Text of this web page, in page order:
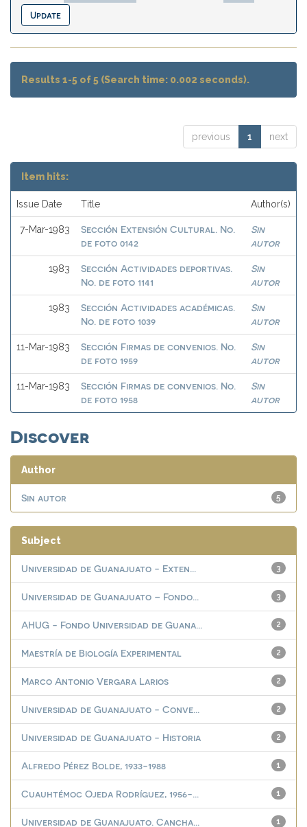
Results 1-5 of 5 (Search time: 0.002 seconds).
previous 1 next
Item hits:
Issue Date Title Author(s)
7-Mar-1983
Sección Extensión Cultural. No.
de foto 0142
Sin
autor
1983
Sección Actividades deportivas.
No. de foto 1141
Sin
autor
1983
Sección Actividades académicas.
No. de foto 1039
Sin
autor
11-Mar-1983
Sección Firmas de convenios. No.
de foto 1959
Sin
autor
11-Mar-1983
Sección Firmas de convenios. No.
de foto 1958
Sin
autor
Discover
Author
5
Sin autor
Subject
3
Universidad de Guanajuato - Exten...
3
Universidad de Guanajuato – Fondo...
2
AHUG - Fondo Universidad de Guana...
2
Maestría de Biología Experimental
2
Marco Antonio Vergara Larios
2
Universidad de Guanajuato - Conve...
2
Universidad de Guanajuato - Historia
1
Alfredo Pérez Bolde, 1933-1988
1
Cuauhtémoc Ojeda Rodríguez, 1956-...
1
Universidad de Guanajuato. Cancha...